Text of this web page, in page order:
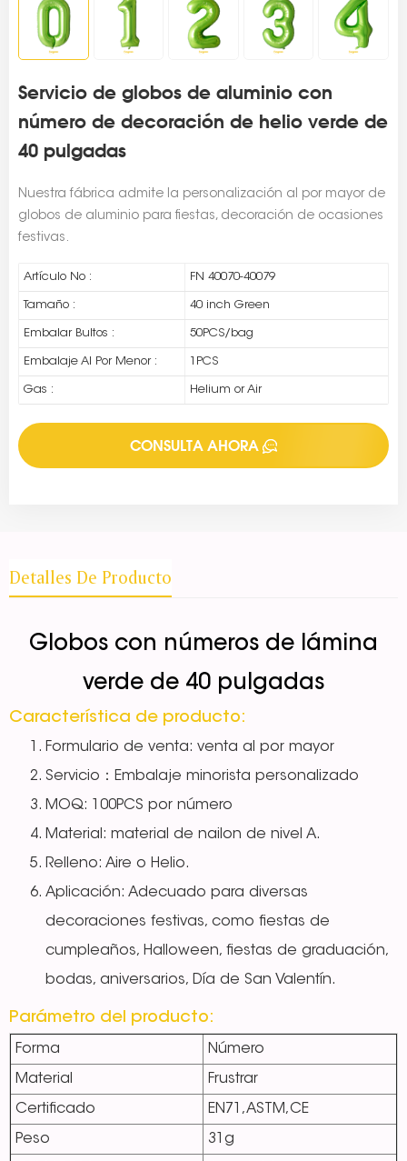
Servicio de globos de aluminio con
número de decoración de helio verde de
40 pulgadas
Nuestra fábrica admite la personalización al por mayor de
globos de aluminio para fiestas, decoración de ocasiones
festivas.
Artículo No : FN 40070-40079
Tamaño : 40 inch Green
Embalar Bultos : 50PCS/bag
Embalaje Al Por Menor : 1PCS
Gas : Helium or Air
CONSULTA AHORA
Detalles De Producto
Globos con números de lámina
verde de 40 pulgadas
Característica de producto:
Formulario de venta: venta al por mayor
Servicio：Embalaje minorista personalizado
MOQ: 100PCS por número
Material: material de nailon de nivel A.
Relleno: Aire o Helio.
Aplicación: Adecuado para diversas
decoraciones festivas, como fiestas de
cumpleaños, Halloween, fiestas de graduación,
bodas, aniversarios, Día de San Valentín.
Parámetro del producto:
Forma Número
Material Frustrar
Certificado EN71,ASTM,CE
Peso 31g